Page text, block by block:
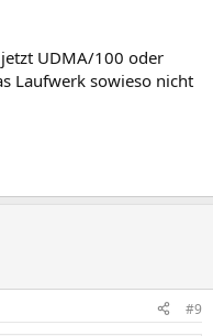
UDMA/100 oder
Laufwerk sowieso nicht
#9